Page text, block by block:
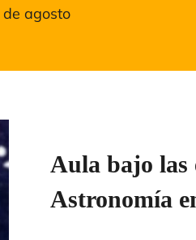
agosto
Aula bajo las
Astronomía